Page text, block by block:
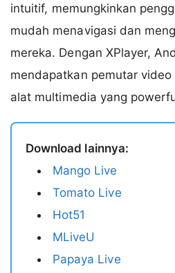
intuitif, memungkinkan
mudah menavigasi dan
mereka. Dengan XPlayer,
mendapatkan pemutar
alat multimedia yang
Download lainnya:
Mango Live
Tomato Live
Hot51
MLiveU
Papaya Live